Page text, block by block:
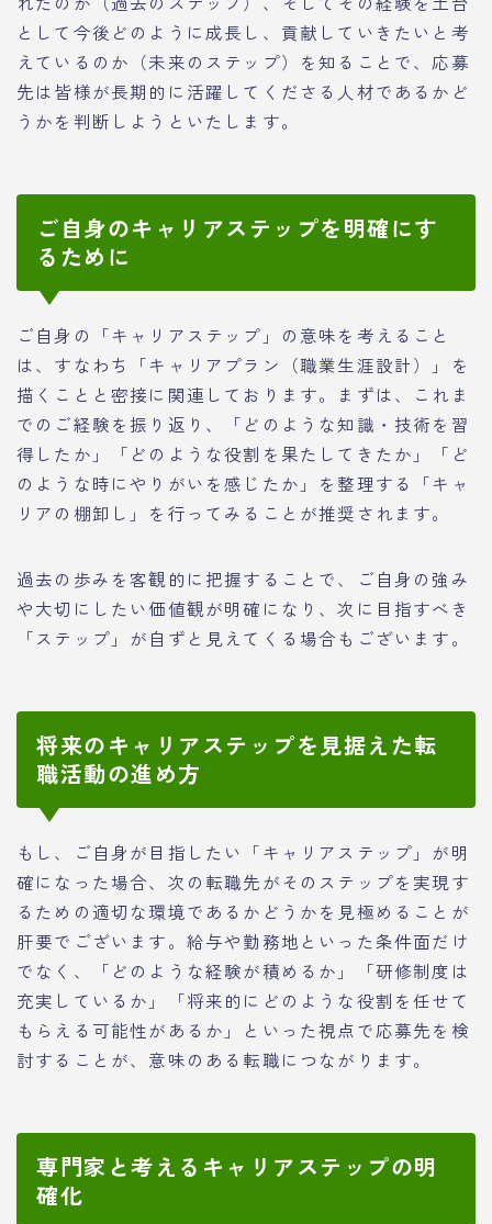
として今後どのように成長し、貢献していきたいと考
えているのか（未来のステップ）を知ることで、応募
先は皆様が長期的に活躍してくださる人材であるかど
うかを判断しようといたします。
ご自身のキャリアステップを明確にす
るために
ご自身の「キャリアステップ」の意味を考えること
は、すなわち「キャリアプラン（職業生涯設計）」を
描くことと密接に関連しております。まずは、これま
でのご経験を振り返り、「どのような知識・技術を習
得したか」「どのような役割を果たしてきたか」「ど
のような時にやりがいを感じたか」を整理する「キャ
リアの棚卸し」を行ってみることが推奨されます。
過去の歩みを客観的に把握することで、ご自身の強み
や大切にしたい価値観が明確になり、次に目指すべき
「ステップ」が自ずと見えてくる場合もございます。
将来のキャリアステップを見据えた転
職活動の進め方
もし、ご自身が目指したい「キャリアステップ」が明
確になった場合、次の転職先がそのステップを実現す
るための適切な環境であるかどうかを見極めることが
肝要でございます。給与や勤務地といった条件面だけ
でなく、「どのような経験が積めるか」「研修制度は
充実しているか」「将来的にどのような役割を任せて
もらえる可能性があるか」といった視点で応募先を検
討することが、意味のある転職につながります。
専門家と考えるキャリアステップの明
確化